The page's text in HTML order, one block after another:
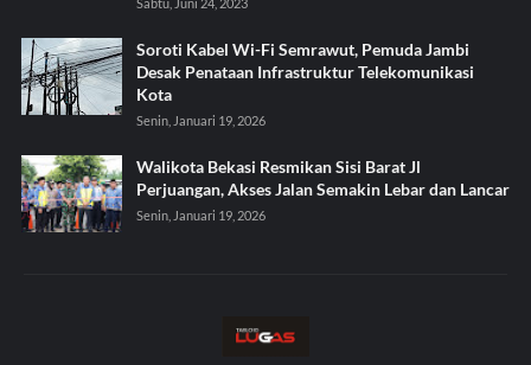
Soroti Kabel Wi-Fi Semrawut, Pemuda Jambi
Desak Penataan Infrastruktur Telekomunikasi
Kota
Senin, Januari 19, 2026
Walikota Bekasi Resmikan Sisi Barat Jl
Perjuangan, Akses Jalan Semakin Lebar dan Lancar
Senin, Januari 19, 2026